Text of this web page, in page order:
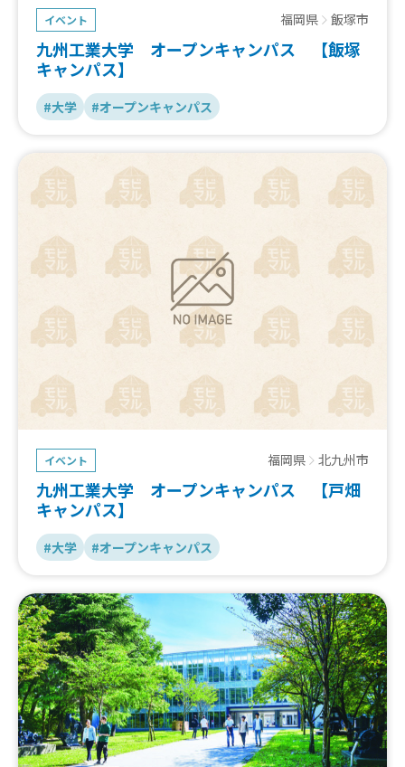
イベント 福岡県 飯塚市
九州工業大学 オープンキャンパス 【飯塚
キャンパス】
#大学 #オープンキャンパス
イベント 福岡県 北九州市
九州工業大学 オープンキャンパス 【戸畑
キャンパス】
#大学 #オープンキャンパス